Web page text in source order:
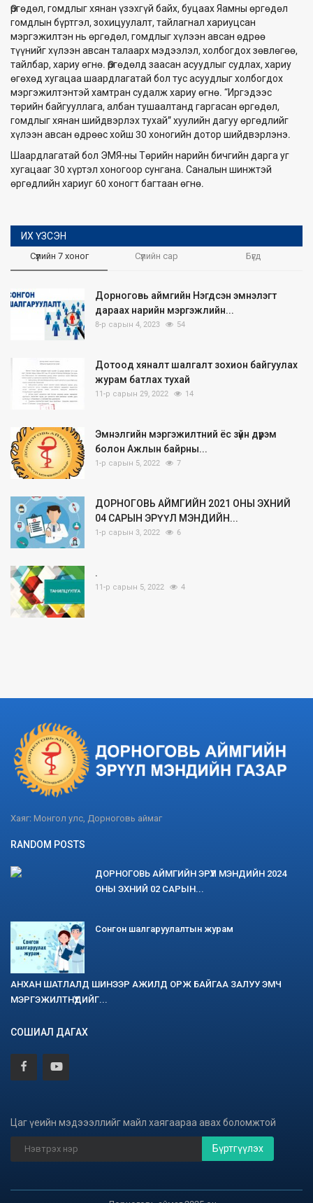
Өргөдөл, гомдлыг хянан үзэхгүй байх, буцаах Яамны өргөдөл
гомдлын бүртгэл, зохицуулалт, тайлагнал хариуцсан
мэргэжилтэн нь өргөдөл, гомдлыг хүлээн авсан өдрөө
түүнийг хүлээн авсан талаарх мэдээлэл, холбогдох зөвлөгөө,
тайлбар, хариу өгнө. Өргөдөлд заасан асуудлыг судлах, хариу
өгөхөд хугацаа шаардлагатай бол тус асуудлыг холбогдох
мэргэжилтэнтэй хамтран судалж хариу өгнө. “Иргэдээс
төрийн байгууллага, албан тушаалтанд гаргасан өргөдөл,
гомдлыг хянан шийдвэрлэх тухай” хуулийн дагуу өргөдлийг
хүлээн авсан өдрөөс хойш 30 хоногийн дотор шийдвэрлэнэ.
Шаардлагатай бол ЭМЯ-ны Төрийн нарийн бичгийн дарга уг
хугацааг 30 хүртэл хоногоор сунгана. Саналын шинжтэй
өргөдлийн хариуг 60 хоногт багтаан өгнө.
ИХ ҮЗСЭН
Сүүлийн 7 хоног Сүүлийн сар Бүгд
Дорноговь аймгийн Нэгдсэн эмнэлэгт
дараах нарийн мэргэжлийн...
8-р сарын 4, 2023 54
Дотоод хяналт шалгалт зохион байгуулах
журам батлах тухай
11-р сарын 29, 2022 14
Эмнэлгийн мэргэжилтний ёс зүйн дүрэм
болон Ажлын байрны...
1-р сарын 5, 2022 7
ДОРНОГОВЬ АЙМГИЙН 2021 ОНЫ ЭХНИЙ
04 САРЫН ЭРҮҮЛ МЭНДИЙН...
1-р сарын 3, 2022 6
.
11-р сарын 5, 2022 4
Хаяг: Монгол улс, Дорноговь аймаг
RANDOM POSTS
ДОРНОГОВЬ АЙМГИЙН ЭРҮҮЛ МЭНДИЙН 2024
ОНЫ ЭХНИЙ 02 САРЫН...
Сонгон шалгаруулалтын журам
АНХАН ШАТЛАЛД ШИНЭЭР АЖИЛД ОРЖ БАЙГАА ЗАЛУУ ЭМЧ
МЭРГЭЖИЛТНҮҮДИЙГ...
СОШИАЛ ДАГАХ
Цаг үеийн мэдэээллийг майл хаягаараа авах боломжтой
Бүртгүүлэх